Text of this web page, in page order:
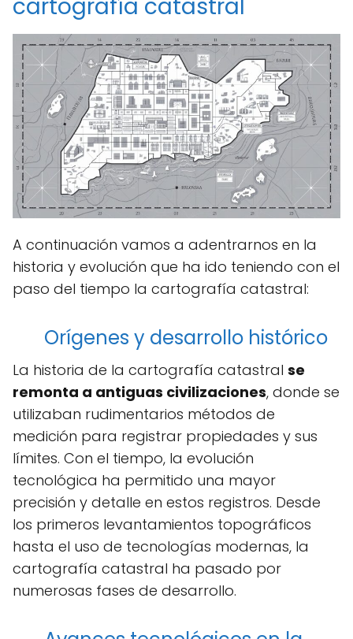
cartografía catastral
A continuación vamos a adentrarnos en la
historia y evolución que ha ido teniendo con el
paso del tiempo la cartografía catastral:
Orígenes y desarrollo histórico
La historia de la cartografía catastral se
remonta a antiguas civilizaciones, donde se
utilizaban rudimentarios métodos de
medición para registrar propiedades y sus
límites. Con el tiempo, la evolución
tecnológica ha permitido una mayor
precisión y detalle en estos registros. Desde
los primeros levantamientos topográficos
hasta el uso de tecnologías modernas, la
cartografía catastral ha pasado por
numerosas fases de desarrollo.